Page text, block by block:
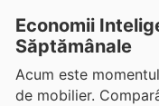
Economii
Săptămânale
Acum este
de mobilier.